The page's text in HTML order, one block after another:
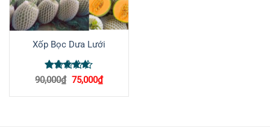
Xốp Bọc Dưa Lưới
Được xếp
hạng
5
sao
90,000₫ Giá
là:
75,000₫Giá
hiện
tại